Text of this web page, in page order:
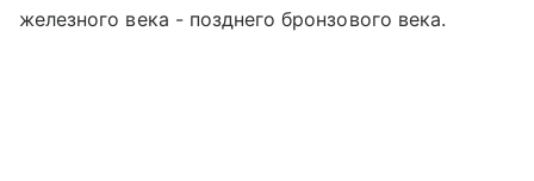
железного века - позднего бронзового века.